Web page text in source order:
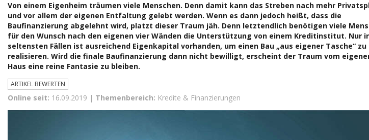
Von einem Eigenheim träumen viele Menschen. Denn damit kann das Streben nach mehr
und vor allem der eigenen Entfaltung gelebt werden. Wenn es dann jedoch heißt, dass die
Baufinanzierung abgelehnt wird, platzt dieser Traum jäh. Denn letztendlich benötigen viele
für den Wunsch nach den eigenen vier Wänden die Unterstützung von einem Kreditinstitut. Nur
seltensten Fällen ist ausreichend Eigenkapital vorhanden, um einen Bau „aus eigener Tasche“ zu
realisieren. Wird die finale Baufinanzierung dann nicht bewilligt, erscheint der Traum vom
Haus eine reine Fantasie zu bleiben.
ARTIKEL BEWERTEN
Online seit: 16.09.2019 | Themenbereich: Kredite & Finanzierungen